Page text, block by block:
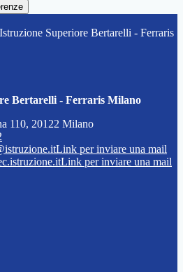
Superiore Bertarelli - Ferraris
Bertarelli - Ferraris Milano
110, 20122 Milano
Link per inviare una mail
Link per inviare una mail